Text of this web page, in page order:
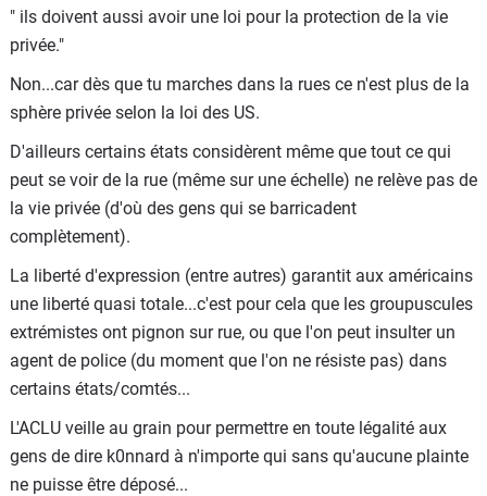
obtenait puisqu'il était dans son droit. Résultat
maintenant plus personne n'ose prendre de photos de lui
car ce n'est pas rentable pour les magazines.
" ils doivent aussi avoir une loi pour la protection de la vie
privée."
Non...car dès que tu marches dans la rues ce n'est plus de la
sphère privée selon la loi des US.
D'ailleurs certains états considèrent même que tout ce qui
peut se voir de la rue (même sur une échelle) ne relève pas de
la vie privée (d'où des gens qui se barricadent
complètement).
La liberté d'expression (entre autres) garantit aux américains
une liberté quasi totale...c'est pour cela que les groupuscules
extrémistes ont pignon sur rue, ou que l'on peut insulter un
agent de police (du moment que l'on ne résiste pas) dans
certains états/comtés...
L'ACLU veille au grain pour permettre en toute légalité aux
gens de dire k0nnard à n'importe qui sans qu'aucune plainte
ne puisse être déposé...